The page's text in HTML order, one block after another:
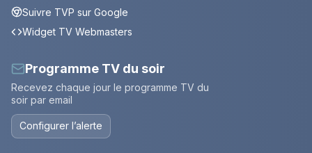
Suivre TVP sur Google
Widget TV Webmasters
Programme TV du soir
Recevez chaque jour le programme TV du
soir par email
Configurer l’alerte